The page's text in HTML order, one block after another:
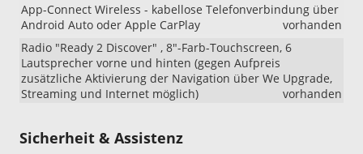
Zoll-
wird.
Wir
App-Connect Wireless - kabellose Telefonverbindung über
Android Auto oder Apple CarPlay
vorhanden
Radio "Ready 2 Discover" , 8"-Farb-Touchscreen, 6
Lautsprecher vorne und hinten (gegen Aufpreis
zusätzliche Aktivierung der Navigation über We Upgrade,
Streaming und Internet möglich)
vorhanden
Sicherheit & Assistenz